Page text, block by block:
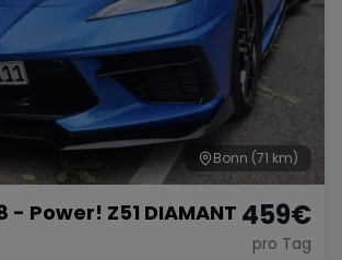
Bonn (71 km)
Power! Z51 DIAMANT 459€
pro Tag